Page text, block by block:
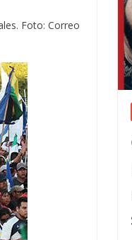
Foto: Correo